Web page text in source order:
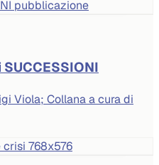
Viola; Collana a cura di